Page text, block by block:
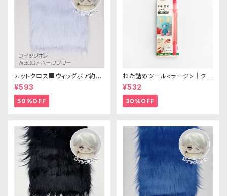
カットクロス■ウィッグボア約8c
m(ペールブルー)WB007ボア
生地 25cm × 45cm
¥593
50%OFF
わた詰めツール<ラージ>｜クロ
バー
¥532
30%OFF